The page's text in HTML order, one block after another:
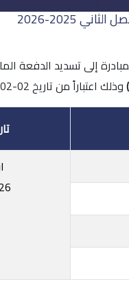
2025-2026
إلى تسديد الدفعة المالية
وذلك اعتباراً من تاريخ 02-02-2026 على أن يتم تسديد الرسوم عن طريق البنوك المعتمدة لدينا: